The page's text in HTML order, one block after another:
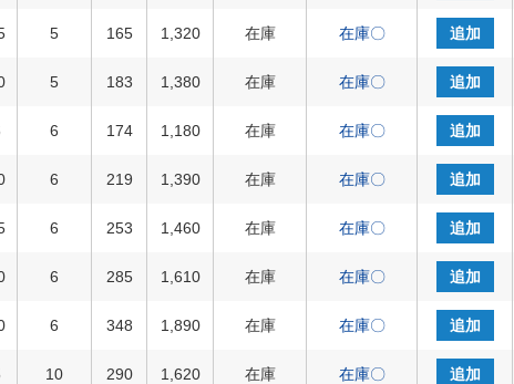
5 165 1,320 在庫 在庫〇 追加
5 183 1,380 在庫 在庫〇 追加
6 174 1,180 在庫 在庫〇 追加
6 219 1,390 在庫 在庫〇 追加
6 253 1,460 在庫 在庫〇 追加
6 285 1,610 在庫 在庫〇 追加
6 348 1,890 在庫 在庫〇 追加
10 290 1,620 在庫 在庫〇 追加